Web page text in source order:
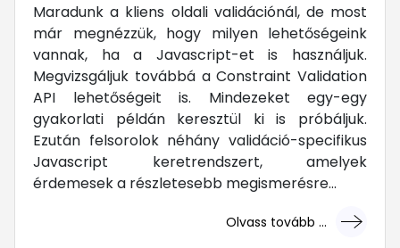
Maradunk a kliens oldali validációnál, de most
már megnézzük, hogy milyen lehetőségeink
vannak, ha a Javascript-et is használjuk.
Megvizsgáljuk továbbá a Constraint Validation
API lehetőségeit is. Mindezeket egy-egy
gyakorlati példán keresztül ki is próbáljuk.
Ezután felsorolok néhány validáció-specifikus
Javascript keretrendszert, amelyek
érdemesek a részletesebb megismerésre...
Olvass tovább ...